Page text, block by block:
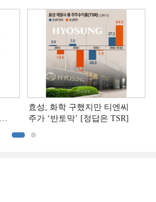
효성, 화학 구했지만 티엔씨
주가 ‘반토막’ [정답은 TSR]